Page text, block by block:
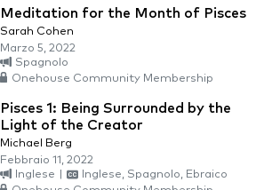
Meditation for the Month of Pisces
Sarah Cohen
Marzo 5, 2022
Spagnolo
Onehouse Community Membership
Pisces 1: Being Surrounded by the
Light of the Creator
Michael Berg
Febbraio 11, 2022
Inglese
Inglese, Spagnolo, Ebraico